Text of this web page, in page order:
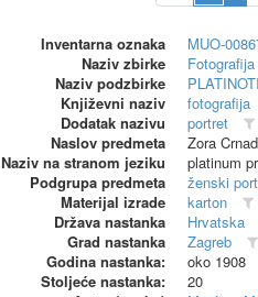
Inventarna oznaka
MUO-
Naziv zbirke
Naziv podzbirke
Književni naziv
fotografija
Dodatak nazivu
portret
Naslov predmeta
Zora
Naziv na stranom jeziku
platinum
Podgrupa predmeta
ženski
Materijal izrade
karton
Država nastanka
Hrvatska
Grad nastanka
Zagreb
Godina nastanka:
oko 1908
Stoljeće nastanka:
20